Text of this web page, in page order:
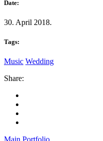
Date:
30. April 2018.
Tags:
Music Wedding
Share:
Main Portfolio